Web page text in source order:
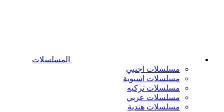
المسلسلات
مسلسلات اجنبي
مسلسلات اسيوية
مسلسلات تركيه
مسلسلات عربي
مسلسلات هندية